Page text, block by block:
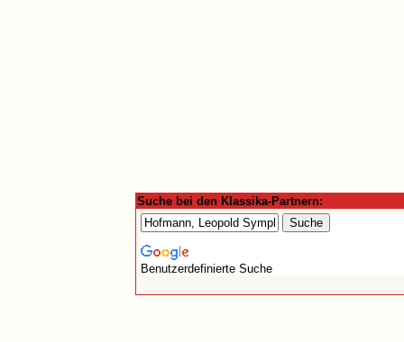
Suche bei den Klassika-Partnern:
Benutzerdefinierte Suche